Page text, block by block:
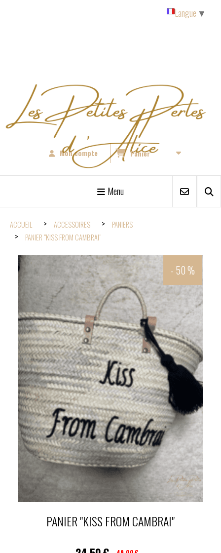
Mon compte Panier
Menu
ACCUEIL ACCESSOIRES
PANIERS
PANIER "KISS FROM CAMBRAI"
- 50 %
PANIER "KISS FROM CAMBRAI"
Langue ▼